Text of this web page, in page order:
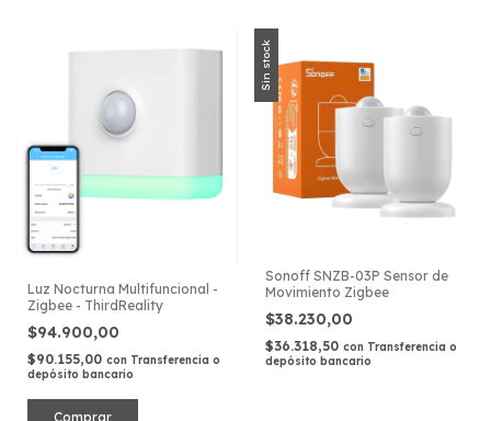
Luz Nocturna Multifuncional -
Zigbee - ThirdReality
$94.900,00
$90.155,00 con Transferencia o
depósito bancario
Sin stock
Sonoff SNZB-03P Sensor de
Movimiento Zigbee
$38.230,00
$36.318,50 con Transferencia o
depósito bancario